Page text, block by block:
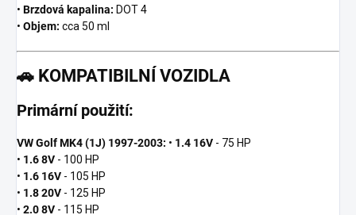
• Brzdová kapalina: DOT 4
• Objem: cca 50 ml
🚗 KOMPATIBILNÍ VOZIDLA
Primární použití:
VW Golf MK4 (1J) 1997-2003: • 1.4 16V - 75 HP
• 1.6 8V - 100 HP
• 1.6 16V - 105 HP
• 1.8 20V - 125 HP
• 2.0 8V - 115 HP